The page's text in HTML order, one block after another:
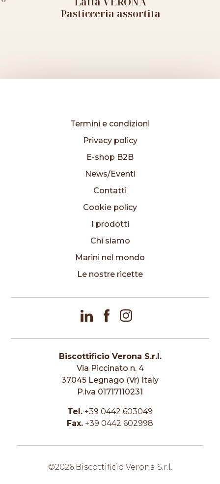
Pasticceria assortita
Biscottificio Verona S.r.l.
Via Piccinato n. 4
37045 Legnago (Vr) Italy
P.iva 01717110231
Tel. +39 0442 603049
Fax. +39 0442 602998
I prodotti
Chi siamo
Marini nel mondo
Le nostre ricette
E-shop B2B
News/Eventi
Contatti
Cookie policy
Termini e condizioni
Privacy policy
©2026 Biscottificio Verona S.r.l.